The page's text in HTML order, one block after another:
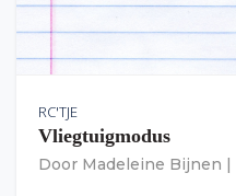
RC'TJE
Vliegtuigmodus
Door Madeleine Bijnen